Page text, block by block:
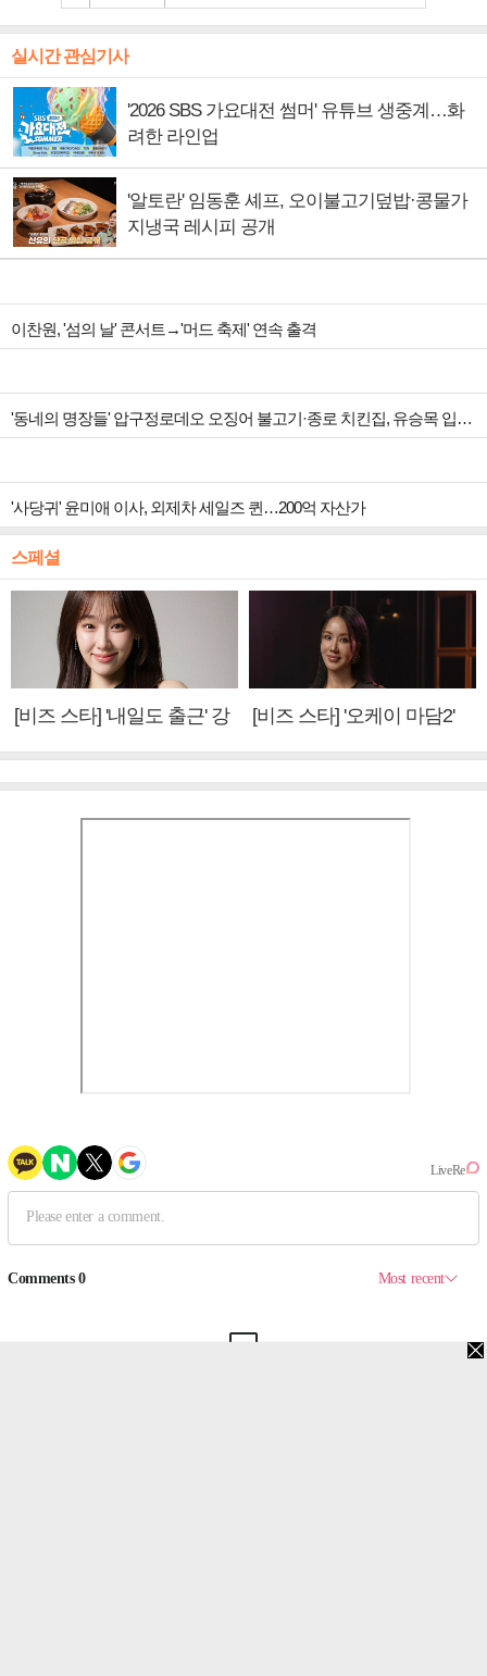
실시간 관심기사
'2026 SBS 가요대전 썸머' 유튜브 생중계…화
려한 라인업
'알토란' 임동훈 셰프, 오이불고기덮밥·콩물가
지냉국 레시피 공개
이찬원, '섬의 날' 콘서트→'머드 축제' 연속 출격
'동네의 명장들' 압구정로데오 오징어 불고기·종로 치킨집, 유승목 입맛 저격
'사당귀' 윤미애 이사, 외제차 세일즈 퀸…200억 자산가
스페셜
[비즈 스타] '내일도 출근' 강
[비즈 스타] '오케이 마담2'